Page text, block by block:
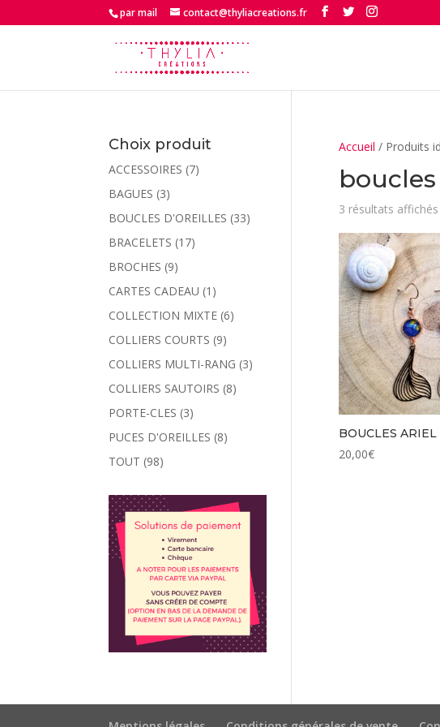
par mail contact@thyliacreations.fr
Accueil / Produits
3 résultats affichés
BOUCLES ARIEL
20,00€
Choix produit
ACCESSOIRES (7)
BAGUES (3)
BOUCLES D'OREILLES (33)
BRACELETS (17)
BROCHES (9)
CARTES CADEAU (1)
COLLECTION MIXTE (6)
COLLIERS COURTS (9)
COLLIERS MULTI-RANG (3)
COLLIERS SAUTOIRS (8)
PORTE-CLES (3)
PUCES D'OREILLES (8)
TOUT (98)